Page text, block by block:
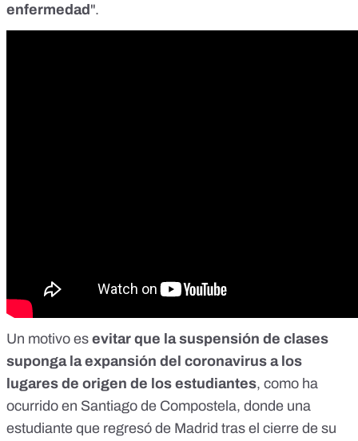
enfermedad".
Un motivo es evitar que la suspensión de clases
suponga la expansión del coronavirus a los
lugares de origen de los estudiantes, como ha
ocurrido en Santiago de Compostela, donde una
estudiante que regresó de Madrid tras el cierre de su